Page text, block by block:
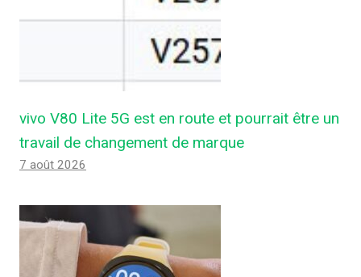
vivo V80 Lite 5G est en route et pourrait être un
travail de changement de marque
7 août 2026